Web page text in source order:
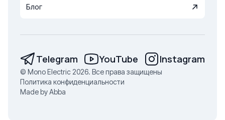
Блог
Telegram YouTube Instagram
© Mono Electric 2026. Все права защищены
Политика конфиденциальности
Made by Abba